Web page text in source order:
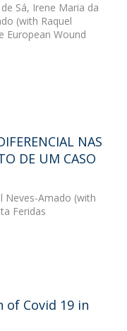
Sá, Irene Maria da
(with Raquel
European Wound
NAS
DE UM CASO
Neves-Amado (with
Feridas
of Covid 19 in